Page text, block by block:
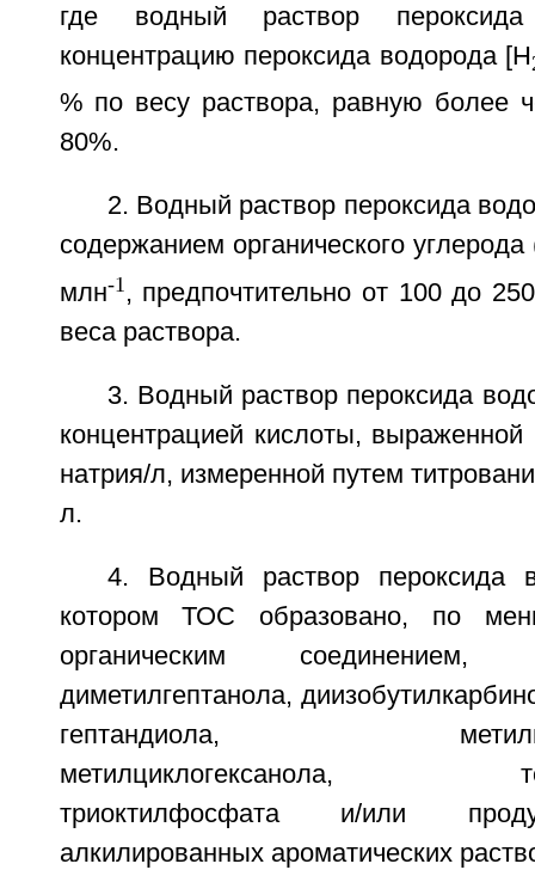
где водный раствор
концентрацию пероксида водорода [Н
% по весу раствора, равную более
80%.
2. Водный раствор пероксида
содержанием органического
млн-1 , предпочтительно от 100 до
веса раствора.
3. Водный раствор пероксида
концентрацией кислоты,
натрия/л, измеренной путем
л.
4. Водный раствор пероксида
котором ТОС образовано, по
органическим
диметилгептанола,
гептандиола,
метилциклогексанола,
триоктилфосфата и/или
алкилированных ароматических